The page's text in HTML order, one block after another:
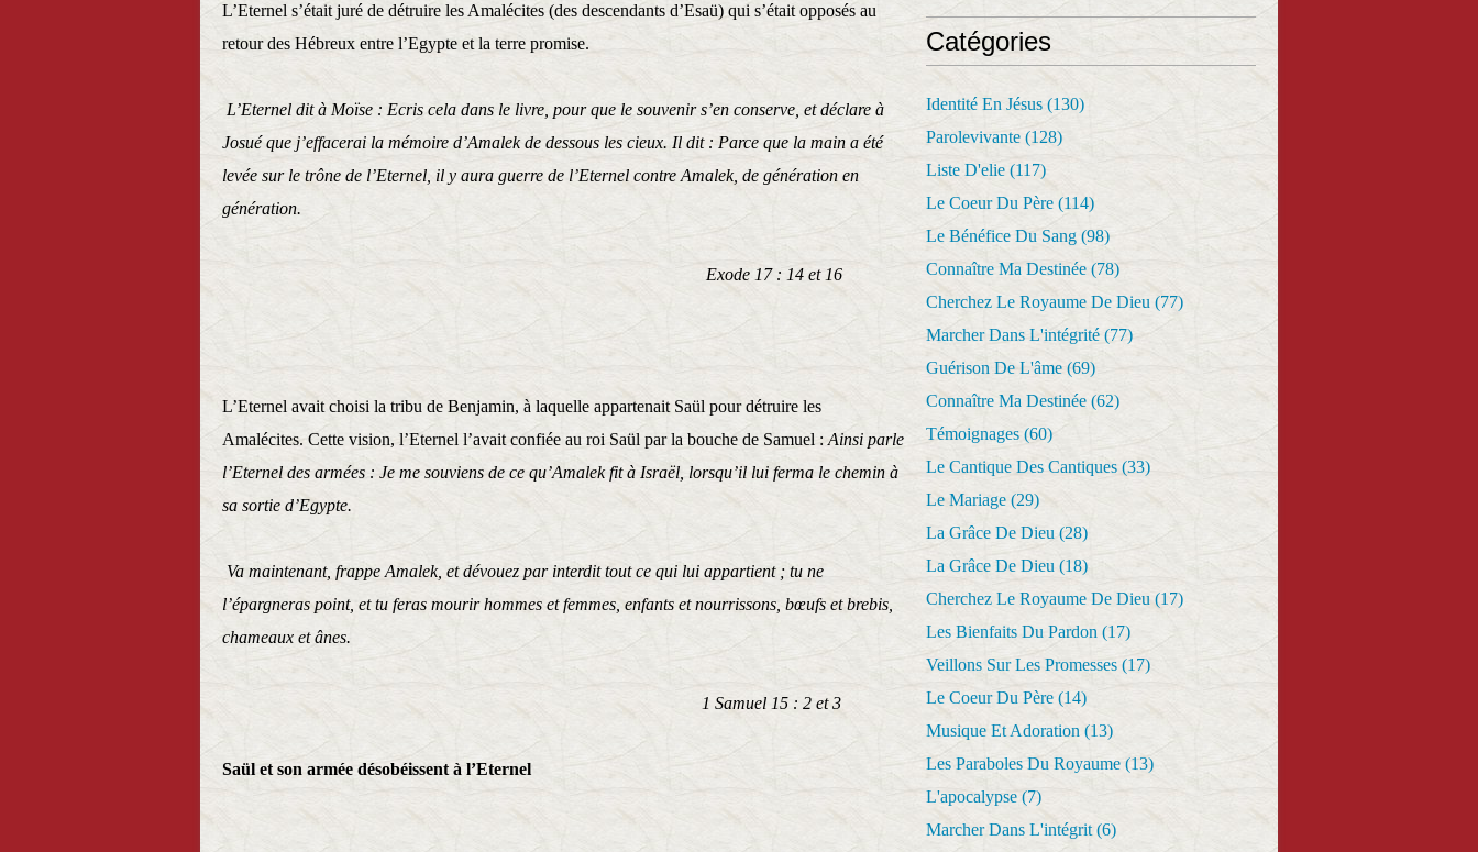
L’Eternel s’était juré de détruire les Amalécites (des descendants d’Esaü) qui s’était opposés au
retour des Hébreux entre l’Egypte et la terre promise.
L’Eternel dit à Moïse : Ecris cela dans le livre, pour que le souvenir s’en conserve, et déclare à
Josué que j’effacerai la mémoire d’Amalek de dessous les cieux. Il dit : Parce que la main a été
levée sur le trône de l’Eternel, il y aura guerre de l’Eternel contre Amalek, de génération en
génération.
Exode 17 : 14 et 16
L’Eternel avait choisi la tribu de Benjamin, à laquelle appartenait Saül pour détruire les
Amalécites. Cette vision, l’Eternel l’avait confiée au roi Saül par la bouche de Samuel : Ainsi parle
l’Eternel des armées : Je me souviens de ce qu’Amalek fit à Israël, lorsqu’il lui ferma le chemin à
sa sortie d’Egypte.
Va maintenant, frappe Amalek, et dévouez par interdit tout ce qui lui appartient ; tu ne
l’épargneras point, et tu feras mourir hommes et femmes, enfants et nourrissons, bœufs et brebis,
chameaux et ânes.
1 Samuel 15 : 2 et 3
Saül et son armée désobéissent à l’Eternel
Catégories
Identité En Jésus (130)
Parolevivante (128)
Liste D'elie (117)
Le Coeur Du Père (114)
Le Bénéfice Du Sang (98)
Connaître Ma Destinée (78)
Cherchez Le Royaume De Dieu (77)
Marcher Dans L'intégrité (77)
Guérison De L'âme (69)
Connaître Ma Destinée (62)
Témoignages (60)
Le Cantique Des Cantiques (33)
Le Mariage (29)
La Grâce De Dieu (28)
La Grâce De Dieu (18)
Cherchez Le Royaume De Dieu (17)
Les Bienfaits Du Pardon (17)
Veillons Sur Les Promesses (17)
Le Coeur Du Père (14)
Musique Et Adoration (13)
Les Paraboles Du Royaume (13)
L'apocalypse (7)
Marcher Dans L'intégrit (6)